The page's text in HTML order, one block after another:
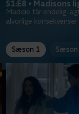
S1:E8 • Madisons
Maddie får endelig
alvorlige
Sæson 1 Sæson